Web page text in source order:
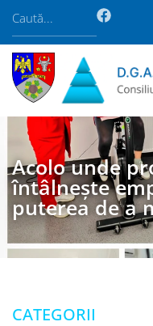
Acolo unde
întâlnește
puterea de a
CATEGORII